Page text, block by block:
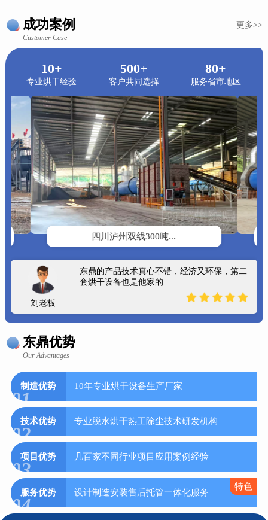
成功案例 更多>>
Customer Case
10+
专业烘干经验
500+
客户共同选择
80+
服务省市地区
四川泸州双线300吨...
刘老板
东鼎的产品技术真心不错，经济又环保，第二
套烘干设备也是他家的
东鼎优势
Our Advantages
制造优势
01
10年专业烘干设备生产厂家
技术优势
02
专业脱水烘干热工除尘技术研发机构
项目优势
03
几百家不同行业项目应用案例经验
服务优势
04
设计制造安装售后托管一体化服务
特色